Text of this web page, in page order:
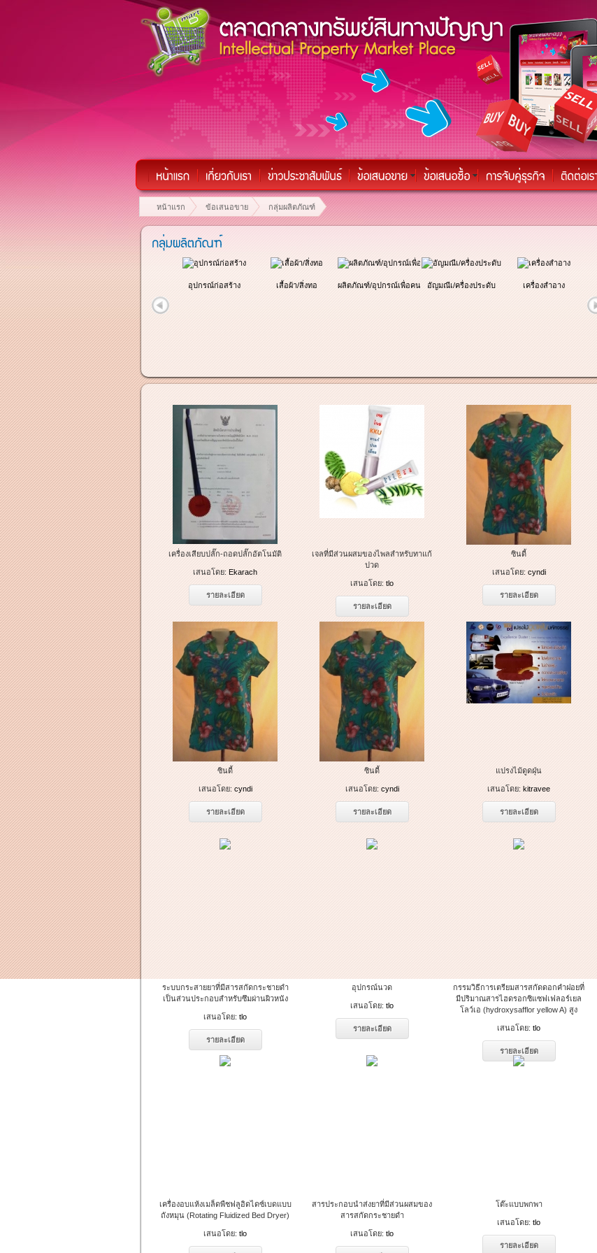
หน้าแรก ข้อเสนอขาย กลุ่มผลิตภัณฑ์
เครื่องใช้ไฟฟ้าและอิเลคโทรนิคส์อุปกรณ์ก่อสร้าง เสื้อผ้า/สิ่งทอ ผลิตภัณฑ์/อุปกรณ์เพื่อคนพิการอัญมณีเ/ครื่องประดับ เครื่องสำอาง
เครื่องเสียบปลั๊ก-ถอดปลั๊กอัตโนมัติ
เสนอโดย: Ekarach
รายละเอียด
เจลที่มีส่วนผสมของไพลสำหรับทาแก้
ปวด
เสนอโดย: tlo
รายละเอียด
ซินดี้
เสนอโดย: cyndi
รายละเอียด
ซินดี้
เสนอโดย: cyndi
รายละเอียด
ซินดี้
เสนอโดย: cyndi
รายละเอียด
แปรงไม้ดูดฝุ่น
เสนอโดย: kitravee
รายละเอียด
ระบบกระสายยาที่มีสารสกัดกระชายดำ
เป็นส่วนประกอบสำหรับซึมผ่านผิวหนัง
เสนอโดย: tlo
รายละเอียด
อุปกรณ์นวด
เสนอโดย: tlo
รายละเอียด
กรรมวิธีการเตรียมสารสกัดดอกคำฝอยที่
มีปริมาณสารไฮดรอกซิแซฟเฟลอร์เยล
โลว์เอ (hydroxysafflor yellow A) สูง
เสนอโดย: tlo
รายละเอียด
เครื่องอบแห้งเมล็ดพืชฟลูอิดไดซ์เบดแบบ
ถังหมุน (Rotating Fluidized Bed Dryer)
เสนอโดย: tlo
สารประกอบนำส่งยาที่มีส่วนผสมของ
สารสกัดกระชายดำ
เสนอโดย: tlo
โต๊ะแบบพกพา
เสนอโดย: tlo
รายละเอียด